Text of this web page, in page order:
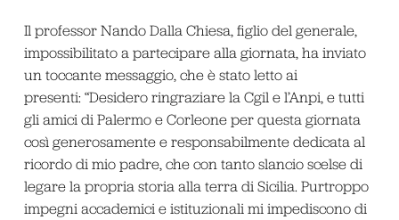
Il professor Nando Dalla Chiesa, figlio del generale,
impossibilitato a partecipare alla giornata, ha inviato
un toccante messaggio, che è stato letto ai
presenti: “Desidero ringraziare la Cgil e l’Anpi, e tutti
gli amici di Palermo e Corleone per questa giornata
così generosamente e responsabilmente dedicata al
ricordo di mio padre, che con tanto slancio scelse di
legare la propria storia alla terra di Sicilia. Purtroppo
impegni accademici e istituzionali mi impediscono di